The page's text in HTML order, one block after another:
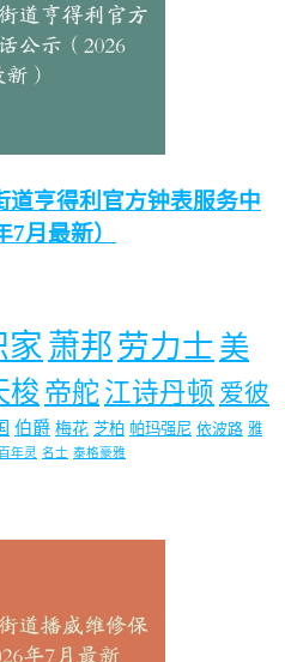
道亨得利官方钟表服务中
月最新）
家 萧邦 劳力士 美
梭 帝舵 江诗丹顿 爱彼
伯爵 梅花 芝柏 帕玛强尼 依波路 雅
百年灵 名士 泰格豪雅